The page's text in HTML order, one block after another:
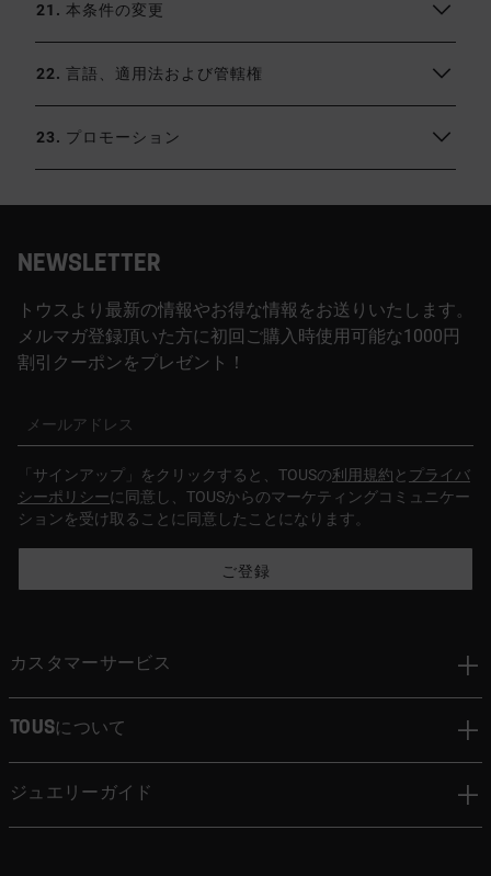
21. 本条件の変更
22. 言語、適用法および管轄権
23. プロモーション
NEWSLETTER
トウスより最新の情報やお得な情報をお送りいたします。
メルマガ登録頂いた方に初回ご購入時使用可能な1000円
割引クーポンをプレゼント！
メールアドレス
「サインアップ」をクリックすると、TOUSの利用規約と プライバ
シーポリシーに同意し、TOUSからのマーケティングコミュニケー
ションを受け取ることに同意したことになります。
ご登録
カスタマーサービス
TOUSについて
ジュエリーガイド